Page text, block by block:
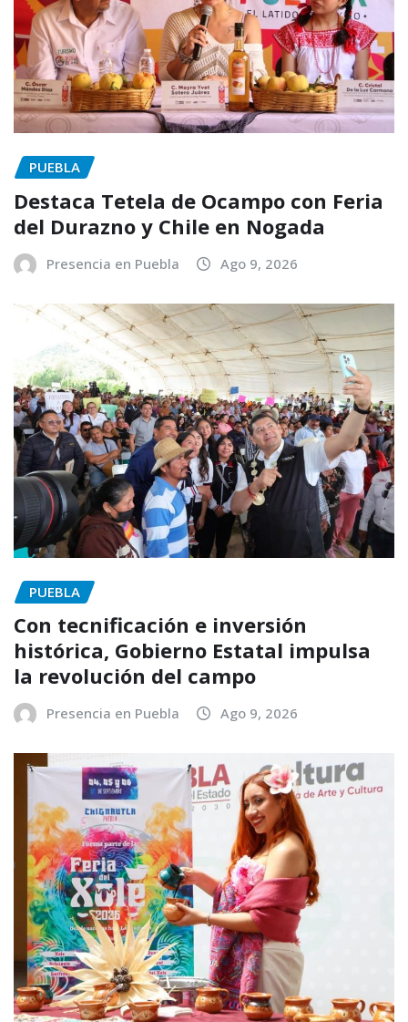
PUEBLA
Destaca Tetela de Ocampo con Feria
del Durazno y Chile en Nogada
Presencia en Puebla Ago 9, 2026
PUEBLA
Con tecnificación e inversión
histórica, Gobierno Estatal impulsa
la revolución del campo
Presencia en Puebla Ago 9, 2026